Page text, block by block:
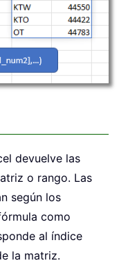
devuelve las
o rango. Las
según los
como
al índice
la matriz.